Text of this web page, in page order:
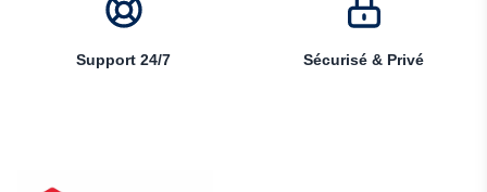
Support 24/7 Sécurisé & Privé